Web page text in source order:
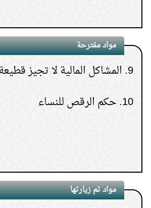
مواد مقترحة
8. كيف أبر والدتي بعد موتها؟
المشاكل المالية لا تجيز
مواد تم زيارتها